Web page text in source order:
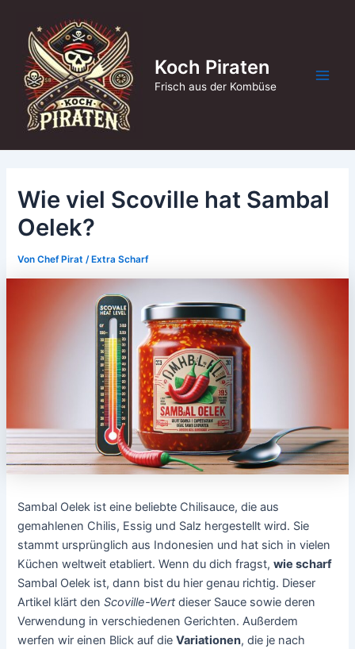
springen
Koch Piraten
Frisch aus der Kombüse
Wie viel Scoville hat Sambal
Oelek?
VonChef Pirat/ Extra Scharf
Sambal Oelek ist eine beliebte Chilisauce, die aus
gemahlenen Chilis, Essig und Salz hergestellt wird. Sie
stammt ursprünglich aus Indonesien und hat sich in vielen
Küchen weltweit etabliert. Wenn du dich fragst,wie scharf
Sambal Oelek ist, dann bist du hier genau richtig. Dieser
Artikel klärt denScoville-Wertdieser Sauce sowie deren
Verwendung in verschiedenen Gerichten. Außerdem
werfen wir einen Blick auf dieVariationen, die je nach